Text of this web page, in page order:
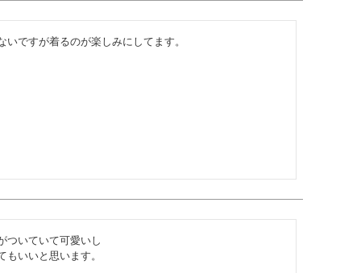
ですが着るのが楽しみにしてます。
ついていて可愛いし
いいと思います。